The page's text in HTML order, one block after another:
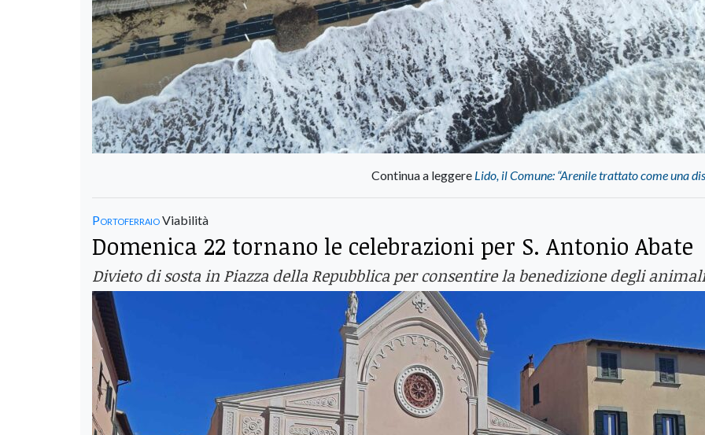
Continua a leggere Lido, il Comune: “Arenile trattato come una
PortoferraioViabilità
Domenica 22 tornano le celebrazioni per S. Antonio Abate
Divieto di sosta in Piazza della Repubblica per consentire la benedizione degli animali